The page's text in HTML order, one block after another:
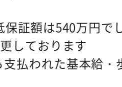
証額は540万円で
しております
払われた基本給・